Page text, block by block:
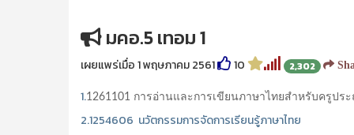
มคอ.5 เทอม 1
เผยแพร่เมื่อ 1 พฤษภาคม 2561 10 2,302
1.1261101 การอ่านและการเขียนภาษาไทยสำหรับครูปร
2.1254606 นวัตกรรมการจัดการเรียนรู้ภาษาไทย